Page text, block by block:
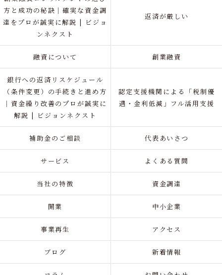
方と成功の秘訣｜確実な資金調
達をプロが誠実に解説 | ビジョ
ンネクスト
返済が厳しい
融資について 創業融資
銀行への返済リスケジュール
（条件変更）の手続きと進め方
｜資金繰り改善のプロが誠実に
解説 | ビジョンネクスト
認定支援機関による「税制優
遇・金利低減」フル活用支援
補助金のご相談 代表あいさつ
サービス よくある質問
当社の特徴 資金調達
開業 中小企業
事業再生 アクセス
ブログ 新着情報